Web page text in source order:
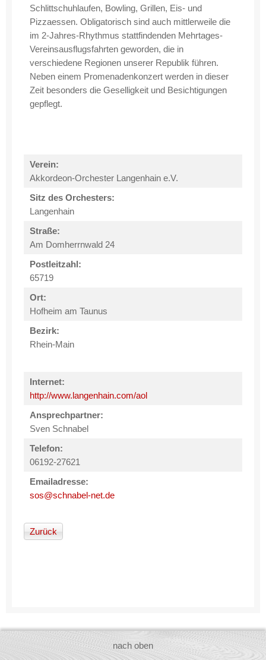
Schlittschuhlaufen, Bowling, Grillen, Eis- und
Pizzaessen. Obligatorisch sind auch mittlerweile die
im 2-Jahres-Rhythmus stattfindenden Mehrtages-
Vereinsausflugsfahrten geworden, die in
verschiedene Regionen unserer Republik führen.
Neben einem Promenadenkonzert werden in dieser
Zeit besonders die Geselligkeit und Besichtigungen
gepflegt.
Verein:
Akkordeon-Orchester Langenhain e.V.
Sitz des Orchesters:
Langenhain
Straße:
Am Domherrnwald 24
Postleitzahl:
65719
Ort:
Hofheim am Taunus
Bezirk:
Rhein-Main
Internet:
http://www.langenhain.com/aol
Ansprechpartner:
Sven Schnabel
Telefon:
06192-27621
Emailadresse:
sos@schnabel-net.de
Zurück
nach oben